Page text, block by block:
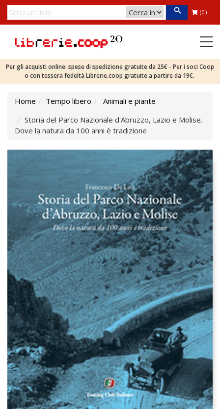
(0)
Per gli acquisti online: spese di spedizione gratuite da 25€ - Per i soci Coop
o con tessera fedeltà Librerie.coop gratuite a partire da 19€.
Home Tempo libero
Animali e piante
Storia del Parco Nazionale d'Abruzzo, Lazio e Molise.
Dove la natura da 100 anni è tradizione